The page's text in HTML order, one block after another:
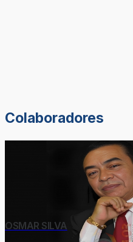
Colaboradores
OSMAR SILVA